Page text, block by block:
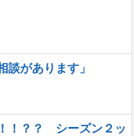
談があります」
！？？ シーズン２ッ